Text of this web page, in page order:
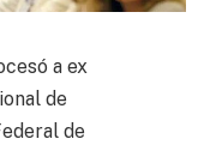
a ex
de
de